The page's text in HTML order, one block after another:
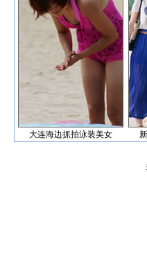
大连海边抓拍泳装美女